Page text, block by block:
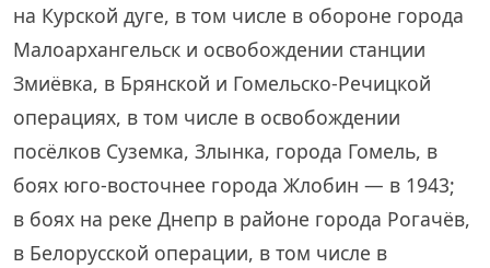
на Курской дуге, в том числе в обороне города
Малоархангельск и освобождении станции
Змиёвка, в Брянской и Гомельско-Речицкой
операциях, в том числе в освобождении
посёлков Суземка, Злынка, города Гомель, в
боях юго-восточнее города Жлобин — в 1943;
в боях на реке Днепр в районе города Рогачёв,
в Белорусской операции, в том числе в